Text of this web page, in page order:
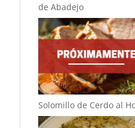
de Abadejo
Solomillo de Cerdo al